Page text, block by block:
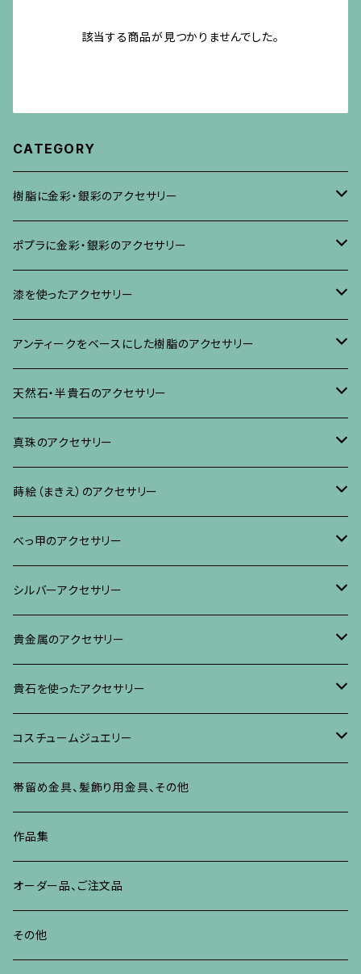
該当する商品が見つかりませんでした。
CATEGORY
樹脂に金彩・銀彩のアクセサリー
ブローチ
イヤリング・ピアス
ネックレス、その他
ポプラに金彩・銀彩のアクセサリー
ブローチ
イヤリング、ピアス
ネックレス、ペンダント
ブレスレット、バングル、その他
漆を使ったアクセサリー
ブローチ
イヤリング・ピアス
ネックレス・ペンダント
リング
ブレスレット・バングル、その他
アンティークをベースにした樹脂のアクセサリー
ブローチ
イヤリング・ピアス
ネックレス、ペンダント
ブレスレット、その他
天然石・半貴石のアクセサリー
ブローチ
イヤリング・ピアス
ネックレス、ペンダント
リング
ブレスレット、その他
真珠のアクセサリー
ブローチ
イヤリング・ピアス
ネックレス、ペンダント
リング
ブレスレット、その他
蒔絵（まきえ）のアクセサリー
べっ甲に蒔絵のアクセサリー
ブローチ
イヤリング・ピアス
真珠に蒔絵のアクセサリー
ブローチ
イヤリング、ピアス
水晶に蒔絵のアクセサリー
ブローチ
イヤリング、ピアス
朴の木やポプラに蒔絵のアクセサリー
ブローチ
イヤリング・ピアス
その他の蒔絵のアクセサリー
べっ甲のアクセサリー
ブローチ
イヤリング、ピアス
ネックレス、ペンダント
リング
ブレスレット、バングル、その他
シルバーアクセサリー
ブローチ
イヤリング、ピアス
ネックレス、ペンダント
リング
ブレスレット、バングル、その他
貴金属のアクセサリー
ブローチ
イヤリング、ピアス
ネックレス、ペンダント
ブレスレット、その他
リング
貴石を使ったアクセサリー
ブローチ
イヤリング、ピアス
ネックレス、ペンダント
リング
ブレスレット、バングル
コスチュームジュエリー
ブローチ
イヤリング、ピアス
ネックレス、ペンダント
リング
帯留め金具、髪飾り用金具、その他
作品集
オーダー品、ご注文品
その他